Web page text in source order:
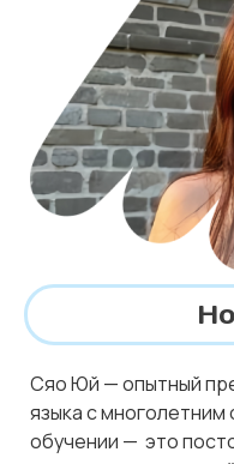
Сяо Юй — опытный
языка с
обучении — это